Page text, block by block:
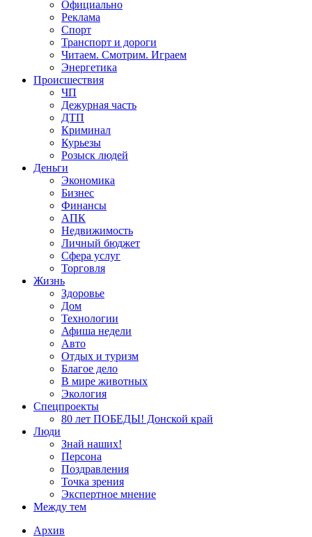
Официально
Реклама
Спорт
Транспорт и дороги
Читаем. Смотрим. Играем
Энергетика
Происшествия
ЧП
Дежурная часть
ДТП
Криминал
Курьезы
Розыск людей
Деньги
Экономика
Бизнес
Финансы
АПК
Недвижимость
Личный бюджет
Сфера услуг
Торговля
Жизнь
Здоровье
Дом
Технологии
Афиша недели
Авто
Отдых и туризм
Благое дело
В мире животных
Экология
Спецпроекты
80 лет ПОБЕДЫ! Донской край
Люди
Знай наших!
Персона
Поздравления
Точка зрения
Экспертное мнение
Между тем
Архив